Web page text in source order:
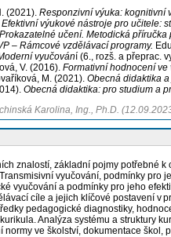
(2021). Responzivní výuka: kognitivní
Efektivní výukové nástroje pro učitele:
Prokazatelné učení. Metodická
– Rámcové vzdělávací programy.
vyučování (6., rozš. a přeprac.
V. (2016). Formativní hodnocení ve
M. (2021). Obecná didaktika
Obecná didaktika: pro studium a
Karolina, Ing., Ph.D.
znalostí, základní pojmy potřebné
vyučování, podmínky pro
vyučování a podmínky pro jeho
cíle a jejich klíčové postavení v
pedagogické diagnostiky,
Analýza systému a struktury
normy ve školství, dokumentace škol,